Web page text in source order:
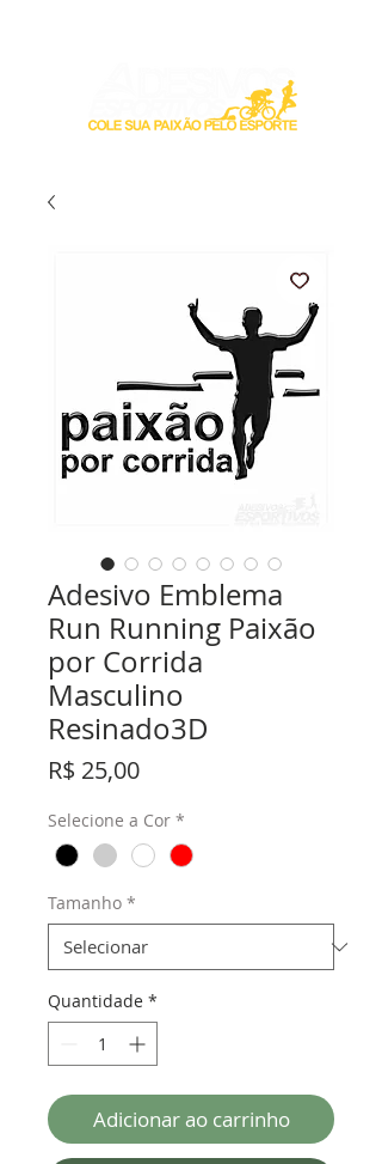
Adesivo Emblema
Run Running Paixão
por Corrida
Masculino
Resinado3D
R$ 25,00Preço
Selecione a Cor *
Tamanho *
Quantidade *
Adicionar ao carrinho